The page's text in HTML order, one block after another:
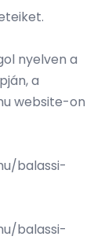
nyelven a
a
website-on
balassi-
balassi-